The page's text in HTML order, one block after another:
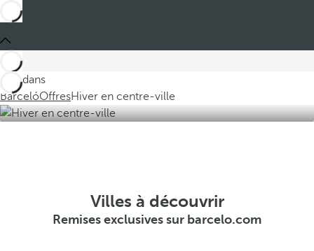
Ces dans
BarcelóOffresHiver en centre-ville
Villes à découvrir
Remises exclusives sur barcelo.com